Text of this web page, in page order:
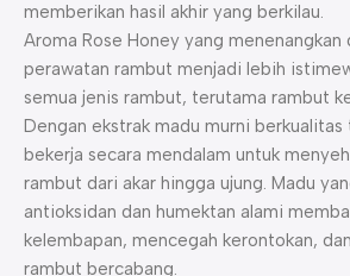
memberikan hasil akhir yang berkilau.
Aroma Rose Honey yang menenangkan
perawatan rambut menjadi lebih
semua jenis rambut, terutama rambut
Dengan ekstrak madu murni
bekerja secara mendalam untuk
rambut dari akar hingga ujung. Madu
antioksidan dan humektan alami
kelembapan, mencegah kerontokan,
rambut bercabang.